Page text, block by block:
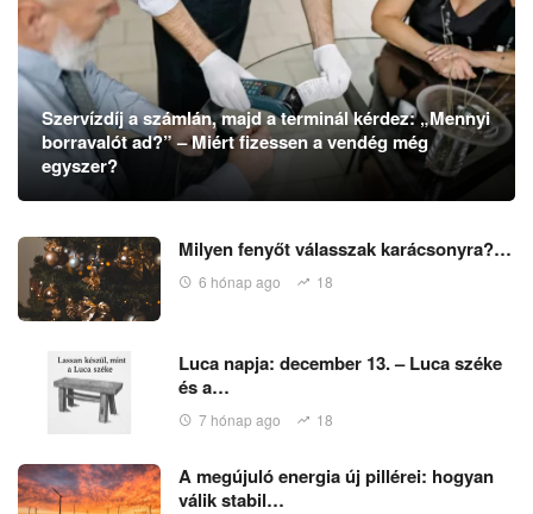
Szervízdíj a számlán, majd a terminál kérdez: „Mennyi
borravalót ad?” – Miért fizessen a vendég még
egyszer?
Milyen fenyőt válasszak karácsonyra?…
6 hónap ago 18
Luca napja: december 13. – Luca széke
és a…
7 hónap ago 18
A megújuló energia új pillérei: hogyan
válik stabil…